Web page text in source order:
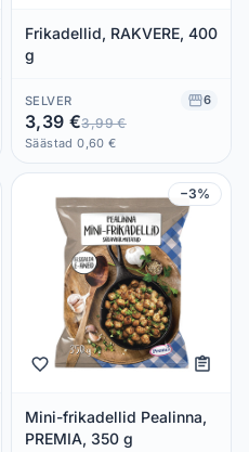
Frikadellid, RAKVERE, 400
g
SELVER 6
3,39 €3,99 €
Säästad 0,60 €
−3%
Mini-frikadellid Pealinna,
PREMIA, 350 g